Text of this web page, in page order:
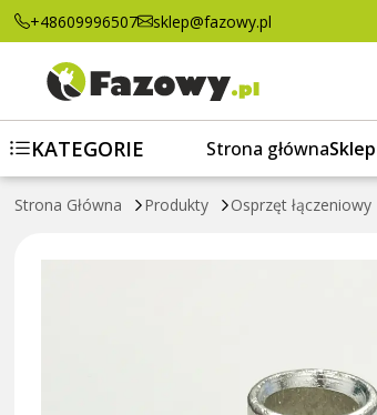
+48609996507 sklep@fazowy.pl
KATEGORIE Strona głównaSklep
Strona Główna Produkty Osprzęt łączeniowy